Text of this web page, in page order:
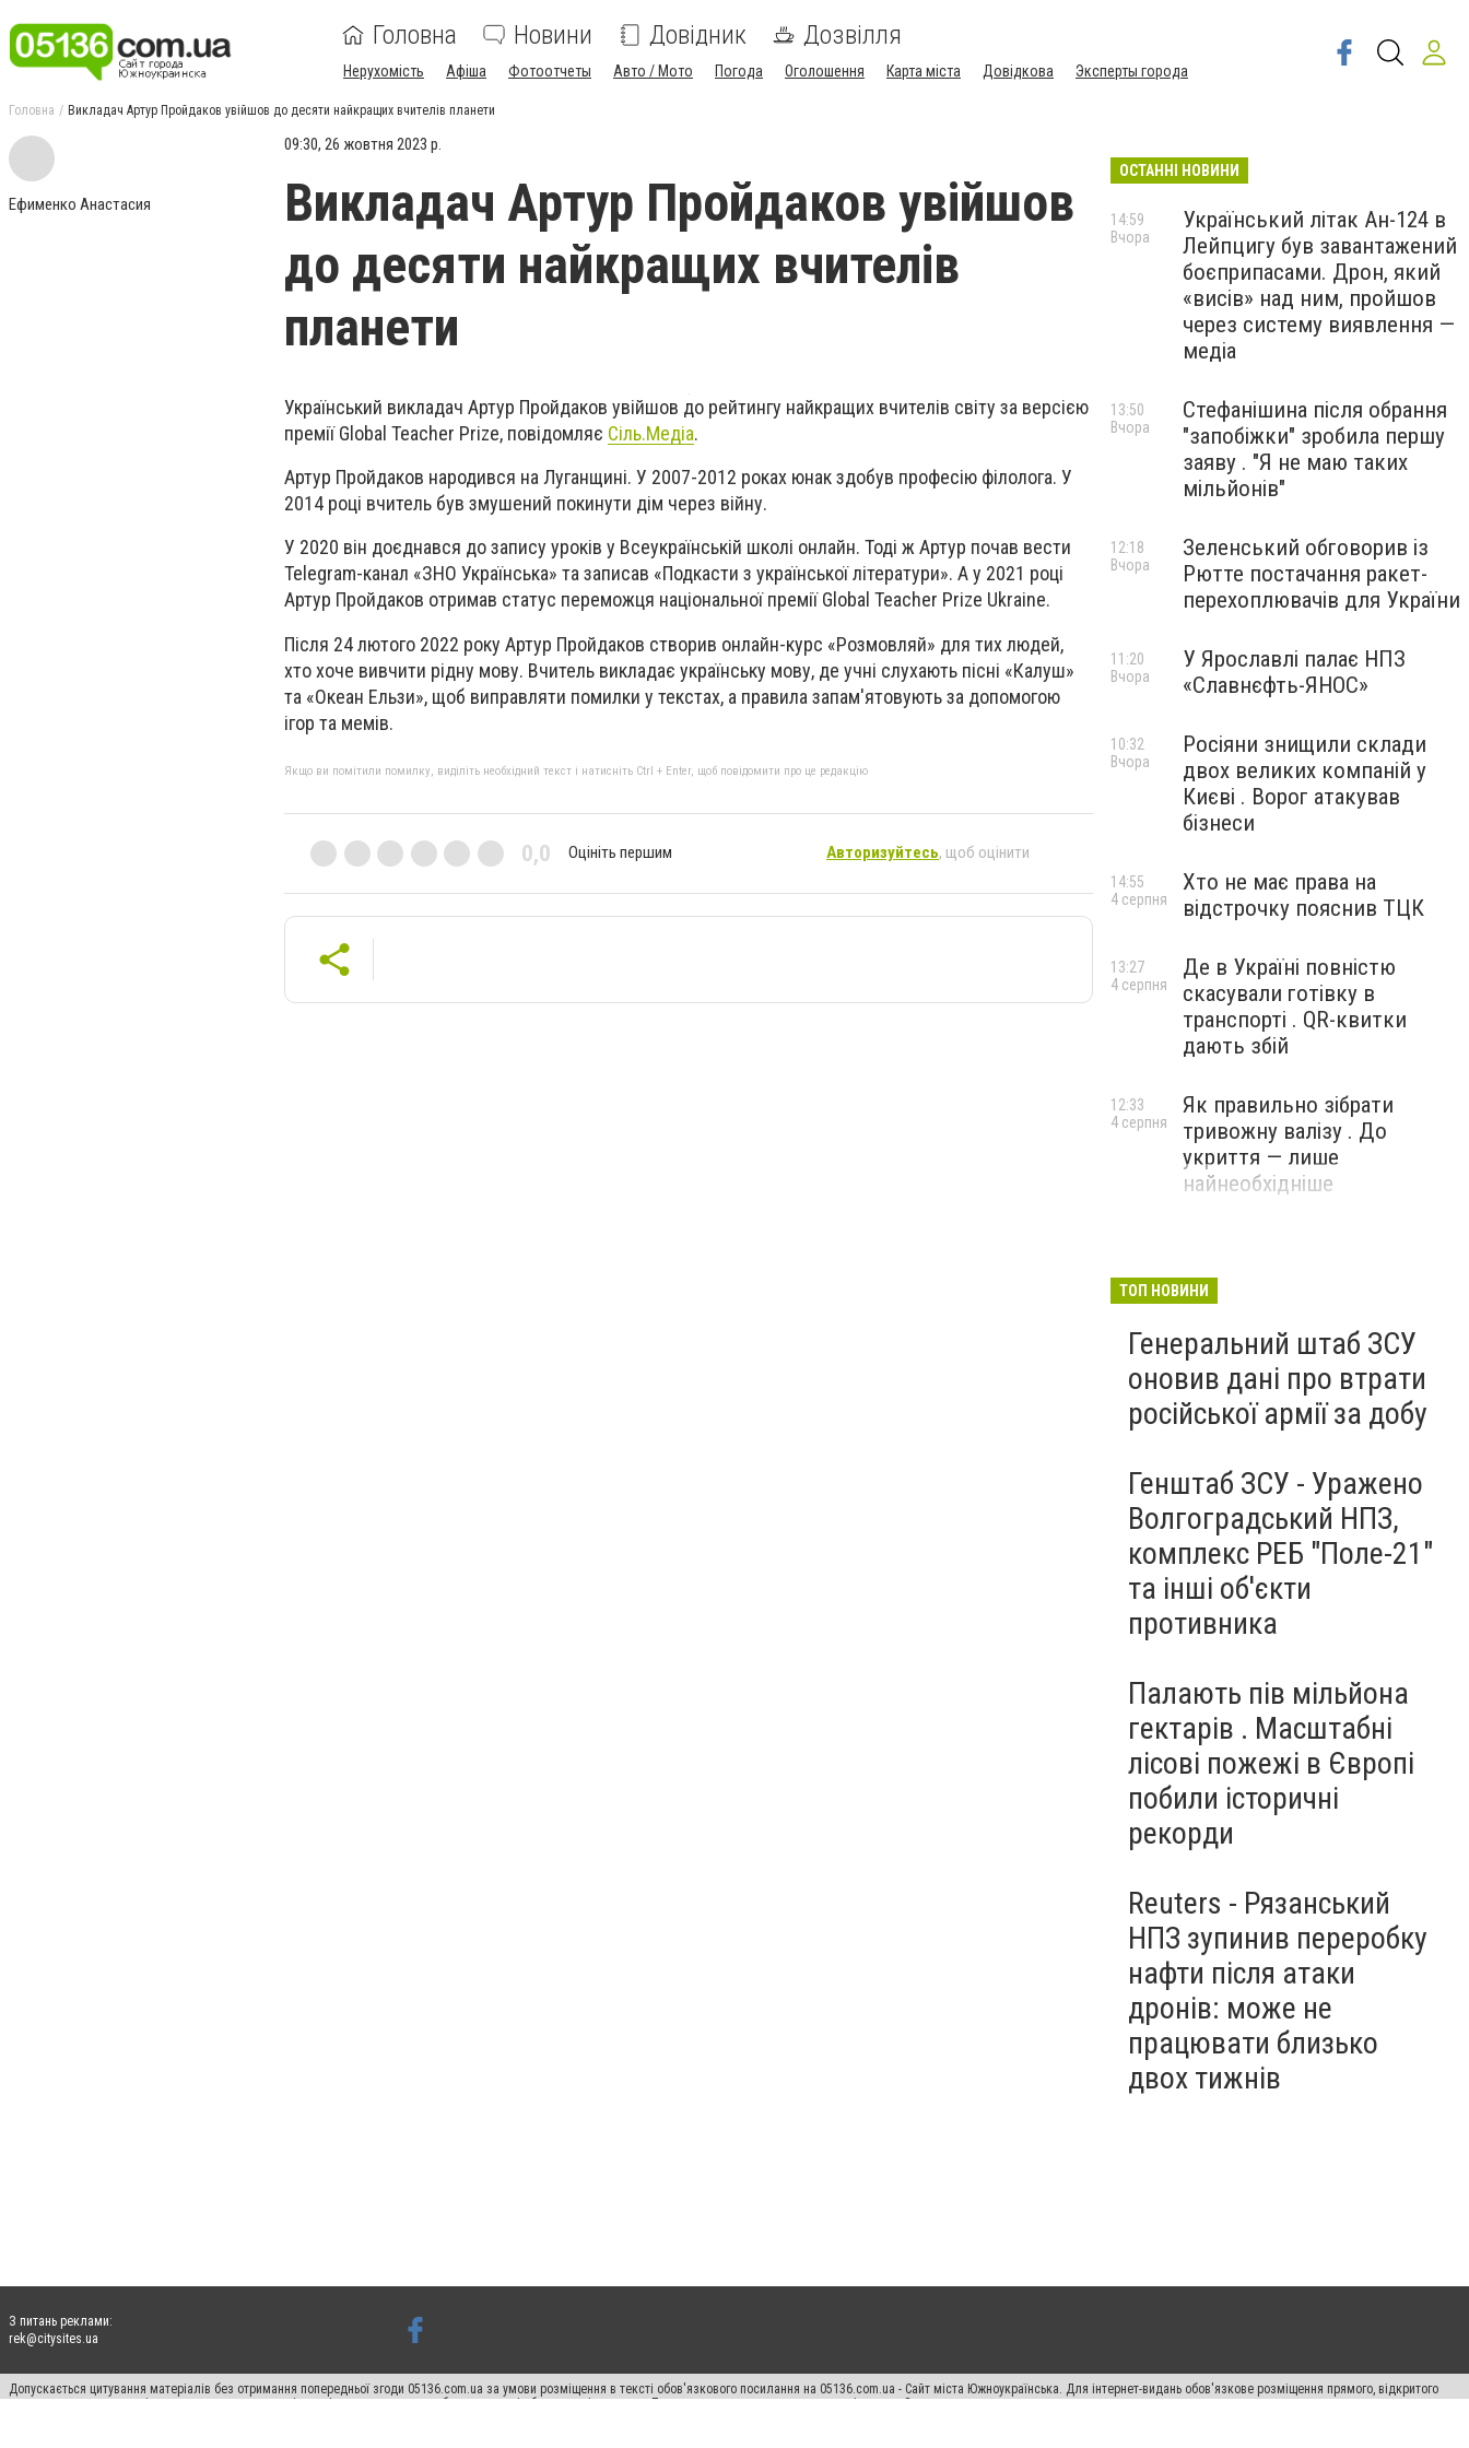
Головна Новини Довідник Дозвілля
Нерухомість Афіша Фотоотчеты Авто / Мото Погода Оголошення Карта міста Довідкова Эксперты города
Головна Викладач Артур Пройдаков увійшов до десяти найкращих вчителів планети
Ефименко Анастасия
09:30, 26 жовтня 2023 р.
Викладач Артур Пройдаков увійшов
до десяти найкращих вчителів
планети
Український викладач Артур Пройдаков увійшов до рейтингу найкращих вчителів світу за версією
премії Global Teacher Prize, повідомляє Сіль.Медіа.
Артур Пройдаков народився на Луганщині. У 2007-2012 роках юнак здобув професію філолога. У
2014 році вчитель був змушений покинути дім через війну.
У 2020 він доєднався до запису уроків у Всеукраїнській школі онлайн. Тоді ж Артур почав вести
Telegram-канал «ЗНО Українська» та записав «Подкасти з української літератури». А у 2021 році
Артур Пройдаков отримав статус переможця національної премії Global Teacher Prize Ukraine.
Після 24 лютого 2022 року Артур Пройдаков створив онлайн-курс «Розмовляй» для тих людей,
хто хоче вивчити рідну мову. Вчитель викладає українську мову, де учні слухають пісні «Калуш»
та «Океан Ельзи», щоб виправляти помилки у текстах, а правила запам'ятовують за допомогою
ігор та мемів.
Якщо ви помітили помилку, виділіть необхідний текст і натисніть Ctrl + Enter, щоб повідомити про це редакцію
0,0 Оцініть першим Авторизуйтесь, щоб оцінити
ОСТАННІ НОВИНИ
Український літак Ан-124 в
Лейпцигу був завантажений
боєприпасами. Дрон, який
«висів» над ним, пройшов
через систему виявлення —
медіа
14:59
Вчора
Стефанішина після обрання
"запобіжки" зробила першу
заяву . "Я не маю таких
мільйонів"
13:50
Вчора
Зеленський обговорив із
Рютте постачання ракет-
перехоплювачів для України
12:18
Вчора
У Ярославлі палає НПЗ
«Славнєфть-ЯНОС»
11:20
Вчора
Росіяни знищили склади
двох великих компаній у
Києві . Ворог атакував
бізнеси
10:32
Вчора
Хто не має права на
відстрочку пояснив ТЦК
14:55
4 серпня
Де в Україні повністю
скасували готівку в
транспорті . QR-квитки
дають збій
13:27
4 серпня
Як правильно зібрати
тривожну валізу . До
укриття — лише
найнеобхідніше
12:33
4 серпня
ТОП НОВИНИ
Генеральний штаб ЗСУ
оновив дані про втрати
російської армії за добу
Генштаб ЗСУ - Уражено
Волгоградський НПЗ,
комплекс РЕБ "Поле-21"
та інші об'єкти
противника
Палають пів мільйона
гектарів . Масштабні
лісові пожежі в Європі
побили історичні
рекорди
Reuters - Рязанський
НПЗ зупинив переробку
нафти після атаки
дронів: може не
працювати близько
двох тижнів
З питань реклами:
rek@citysites.ua
Допускається цитування матеріалів без отримання попередньої згоди 05136.com.ua за умови розміщення в тексті обов'язкового посилання на 05136.com.ua - Сайт міста Южноукраїнська. Для інтернет-видань обов'язкове розміщення прямого, відкритого
для пошукових систем гіперпосилання на цитовані статті не нижче другого абзацу в тексті або в якості джерела. Порушення виняткових прав переслідується Законом.